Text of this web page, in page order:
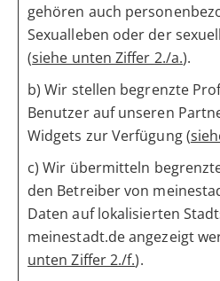
gehören auch
Sexualleben oder der
(siehe unten Ziffer 2./a.).
b) Wir stellen begrenzte
Benutzer auf unseren
Widgets zur Verfügung (
c) Wir übermitteln
den Betreiber von
Daten auf lokalisierten
meinestadt.de angezeigt
unten Ziffer 2./f.).